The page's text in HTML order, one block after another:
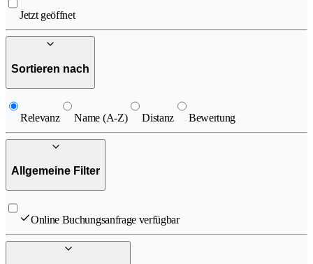
Jetzt geöffnet
Sortieren nach
Relevanz Name (A-Z) Distanz Bewertung
Allgemeine Filter
Online Buchungsanfrage verfügbar